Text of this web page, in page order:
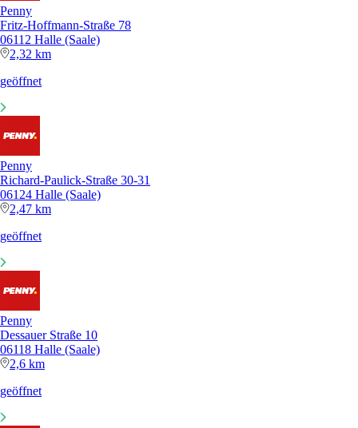
Penny
Fritz-Hoffmann-Straße 78
06112 Halle (Saale)
2,32 km
geöffnet
Penny
Richard-Paulick-Straße 30-31
06124 Halle (Saale)
2,47 km
geöffnet
Penny
Dessauer Straße 10
06118 Halle (Saale)
2,6 km
geöffnet